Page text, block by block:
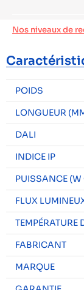
Nos niveaux de
POIDS
LONGUEUR
DALI
INDICE IP
PUISSANCE (W
FLUX
TEMPÉRATURE
FABRICANT
MARQUE